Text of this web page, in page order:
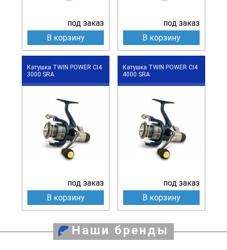
под заказ
В корзину
под заказ
В корзину
Катушка TWIN POWER CI4
3000 SRA
под заказ
В корзину
Катушка TWIN POWER CI4
4000 SRA
под заказ
В корзину
Наши бренды